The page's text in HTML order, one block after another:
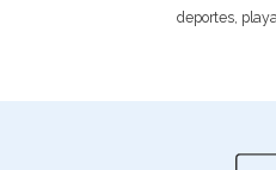
deportes,